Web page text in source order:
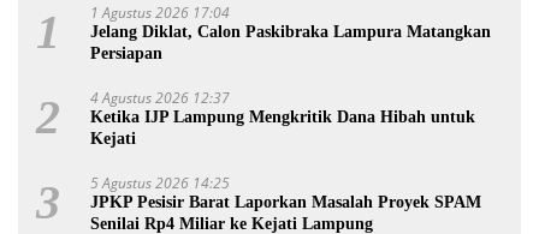
1 1 Agustus 2026 17:04
Jelang Diklat, Calon Paskibraka Lampura Matangkan
Persiapan
2 4 Agustus 2026 12:37
Ketika IJP Lampung Mengkritik Dana Hibah untuk
Kejati
3 5 Agustus 2026 14:25
JPKP Pesisir Barat Laporkan Masalah Proyek SPAM
Senilai Rp4 Miliar ke Kejati Lampung